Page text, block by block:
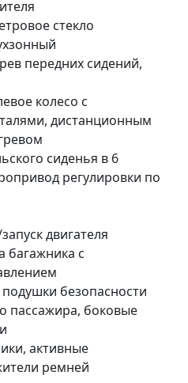
стекло
передних сидений,
колесо с
дистанционным
сиденья в 6
регулировки по
двигателя
багажника с
безопасности
пассажира, боковые
активные
ремней